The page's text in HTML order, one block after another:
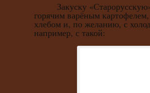
Закуску «Старорусскую»
горячим варёным
хлебом и, по желанию, с
например, с такой: